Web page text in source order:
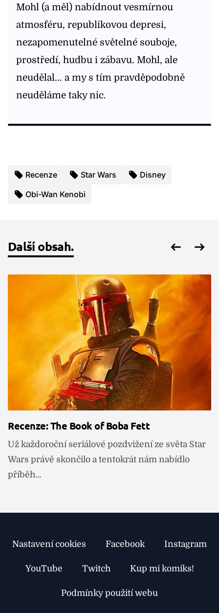
Mohl (a měl) nabídnout vesmírnou
atmosféru, republikovou depresi,
nezapomenutelné světelné souboje,
prostředí, hudbu i zábavu. Mohl, ale
neudělal... a my s tím pravděpodobně
neuděláme taky nic.
Recenze Star Wars
Disney
Obi-Wan Kenobi
Další obsah.
Recenze: The Book of Boba Fett
Už každoroční seriálové pozdvižení ze světa Star
Wars právě skončilo a tentokrát nám nabídlo
příběh…
Nastavení cookies Facebook Instagram
YouTube Twitch Kup mi komiks!
Podmínky použití webu